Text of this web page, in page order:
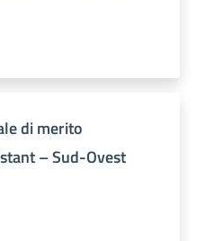
di merito
– Sud-Ovest